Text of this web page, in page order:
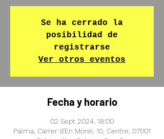
Se ha cerrado la
posibilidad de
registrarse
Ver otros eventos
Fecha y horario
02 Sept 2024, 18:00
Palma, Carrer d'En Morei, 10, Centre, 07001